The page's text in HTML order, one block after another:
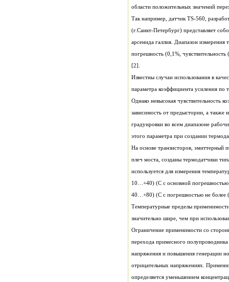
области положительных значений
Так например, датчик TS-560,
(г.Санкт-Петербург) представляет
арсенида галлия. Диапазон
погрешность (0,1%,
[2].
Известны случаи использования в
параметра коэффициента усиления по
Однако невысокая чувствительность
зависимость от предыстории, а также
градуировки во всем диапазоне
этого параметра при создании
На основе транзисторов, эмиттерный
плеч моста, созданы термодатчики
используется для измерения
10…+40) (С с основной погрешностью
40…+80) (С с погрешностью не
Температурные пределы
значительно шире, чем при
Ограничение применимости со
перехода примесного
напряжения и повышения генерации
отрицательных напряжениях.
определяется уменьшением